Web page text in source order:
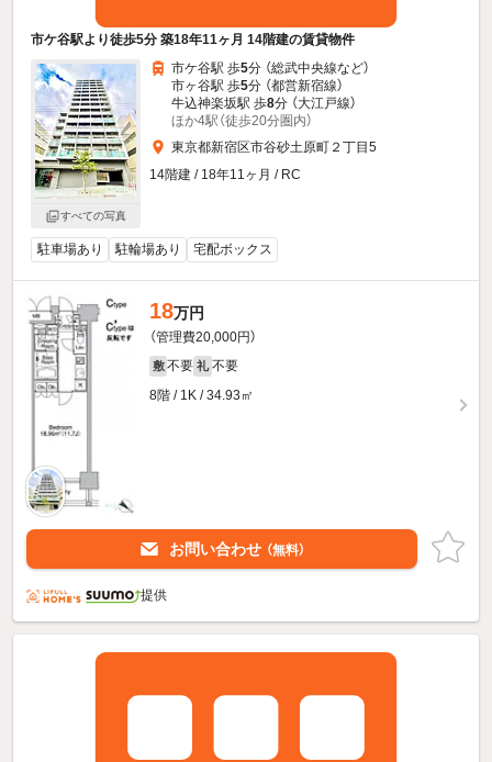
市ケ谷駅より徒歩5分 築18年11ヶ月 14階建の賃貸物件
すべての写真
市ケ谷駅 歩5分 （総武中央線など）
市ヶ谷駅 歩5分 （都営新宿線）
牛込神楽坂駅 歩8分 （大江戸線）
ほか4駅（徒歩20分圏内）
東京都新宿区市谷砂土原町２丁目5
14階建 / 18年11ヶ月 / RC
駐車場あり 駐輪場あり 宅配ボックス
18万円
（管理費20,000円）
敷 不要 礼 不要
8階 / 1K / 34.93㎡
お問い合わせ （無料）
提供